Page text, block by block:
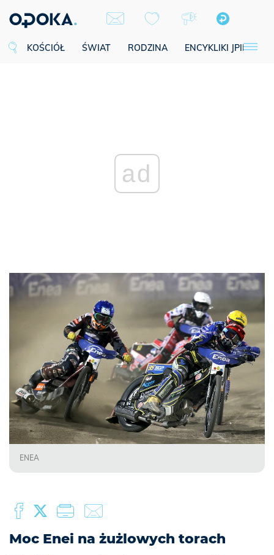
KOŚCIÓŁ ŚWIAT RODZINA ENCYKLIKI JPII
ad
ENEA
Moc Enei na żużlowych torach